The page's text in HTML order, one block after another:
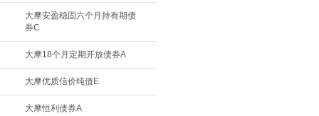
大摩安盈稳固六个月持有期债
券C
大摩18个月定期开放债券A
大摩优质信价纯债E
大摩恒利债券A